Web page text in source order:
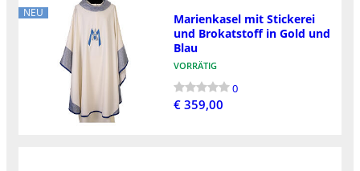
NEU
Marienkasel mit Stickerei
und Brokatstoff in Gold und
Blau
VORRÄTIG
0
€ 359,00